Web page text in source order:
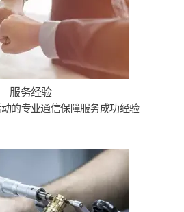
服务经验
的专业通信保障服务成功经验